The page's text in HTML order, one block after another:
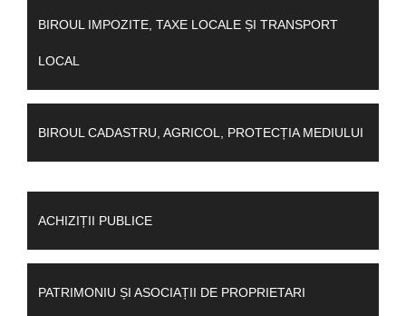
BIROUL IMPOZITE, TAXE LOCALE ȘI TRANSPORT
LOCAL
BIROUL CADASTRU, AGRICOL, PROTECȚIA MEDIULUI
ACHIZIȚII PUBLICE
PATRIMONIU ȘI ASOCIAȚII DE PROPRIETARI